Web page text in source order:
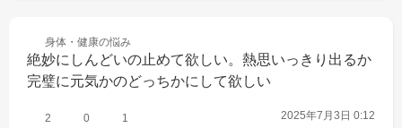
身体・健康の悩み
絶妙にしんどいの止めて欲しい。熱思いっきり出るか
完璧に元気かのどっちかにして欲しい
2 0 1 2025年7月3日 0:12